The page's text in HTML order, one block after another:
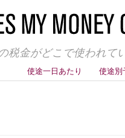
税金がどこで使われて
使途別
使途一日あたり